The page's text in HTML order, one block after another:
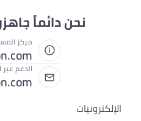
نحن دائماً
مركز
الدعم عبر
الإلكترونيات